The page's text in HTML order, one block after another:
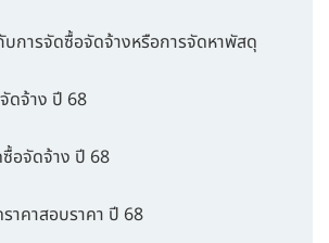
บการจัดซื้อจัดจ้างหรือการจัดหาพัสดุ
ดจ้าง ปี 68
อจัดจ้าง ปี 68
าคาสอบราคา ปี 68